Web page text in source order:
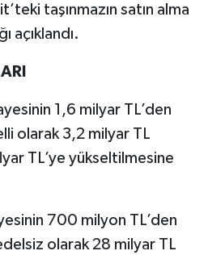
taşınmazın satın alma
açıklandı.
1,6 milyar TL’den
olarak 3,2 milyar TL
TL’ye yükseltilmesine
700 milyon TL’den
olarak 28 milyar TL